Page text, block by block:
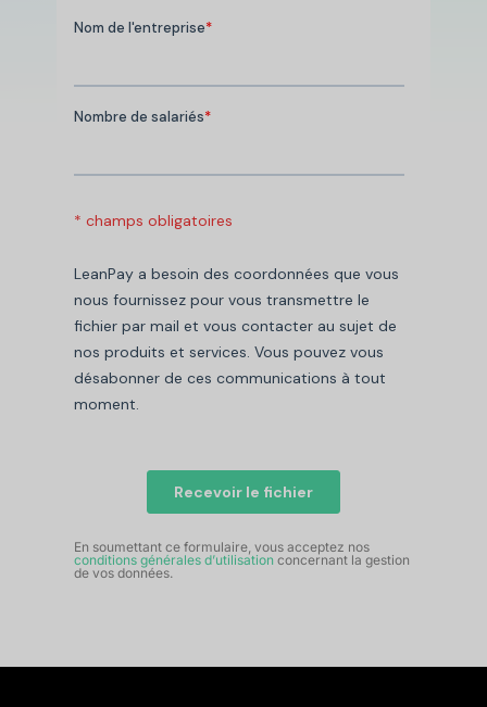
En soumettant ce formulaire, vous acceptez nos
conditions générales d’utilisation concernant la gestion
de vos données.